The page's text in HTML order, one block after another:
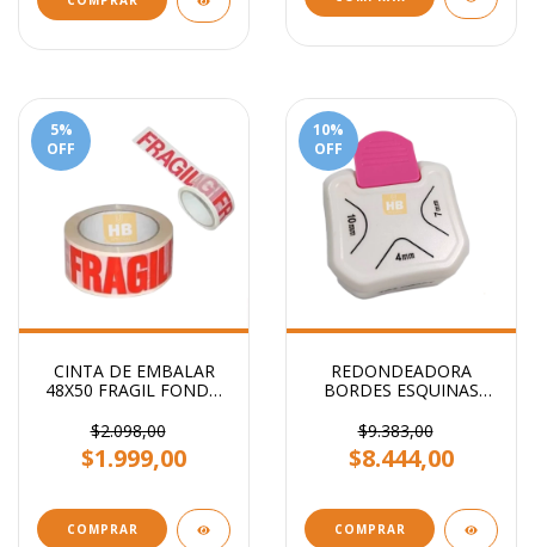
5%
OFF
CINTA DE EMBALAR
48X50 FRAGIL FONDO
$2.098,00
$1.999,00
COMPRAR
10%
OFF
REDONDEADORA
BORDES ESQUINAS
PRIMERA CALIDAD
$9.383,00
$8.444,00
COMPRAR